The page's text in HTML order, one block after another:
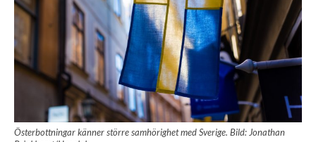
Österbottningar känner större samhörighet med Sverige. Bild: Jonathan